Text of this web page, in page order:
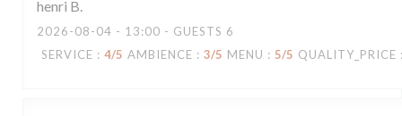
henri B
2026-08-04 - 13:00 - GUESTS 6
SERVICE : 4/5 AMBIENCE : 3/5 MENU : 5/5 QUALITY_PRICE